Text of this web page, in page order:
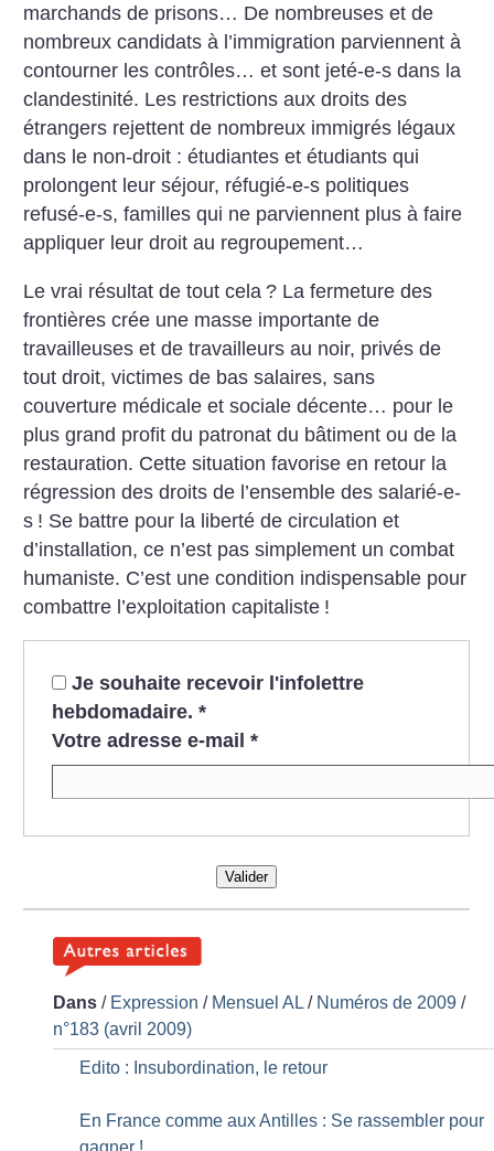
marchands de prisons… De nombreuses et de
nombreux candidats à l’immigration parviennent à
contourner les contrôles… et sont jeté-e-s dans la
clandestinité. Les restrictions aux droits des
étrangers rejettent de nombreux immigrés légaux
dans le non-droit : étudiantes et étudiants qui
prolongent leur séjour, réfugié-e-s politiques
refusé-e-s, familles qui ne parviennent plus à faire
appliquer leur droit au regroupement…
Le vrai résultat de tout cela ? La fermeture des
frontières crée une masse importante de
travailleuses et de travailleurs au noir, privés de
tout droit, victimes de bas salaires, sans
couverture médicale et sociale décente… pour le
plus grand profit du patronat du bâtiment ou de la
restauration. Cette situation favorise en retour la
régression des droits de l’ensemble des salarié-e-
s ! Se battre pour la liberté de circulation et
d’installation, ce n’est pas simplement un combat
humaniste. C’est une condition indispensable pour
combattre l’exploitation capitaliste !
Je souhaite recevoir l'infolettre
hebdomadaire. *
Votre adresse e-mail *
Valider
Dans / Expression / Mensuel AL / Numéros de 2009 /
n°183 (avril 2009)
Edito : Insubordination, le retour
En France comme aux Antilles : Se rassembler pour